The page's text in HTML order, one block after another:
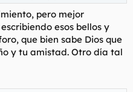
pero mejor
esos bellos y
que bien sabe Dios que
y tu amistad. Otro día tal